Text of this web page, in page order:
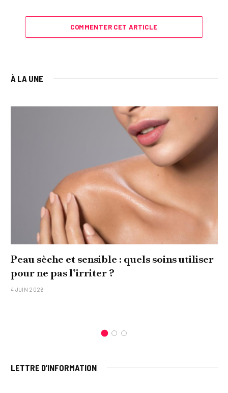
COMMENTER CET ARTICLE
À LA UNE
Peau sèche et sensible : quels soins utiliser
pour ne pas l’irriter ?
4 JUIN 2026
LETTRE D’INFORMATION